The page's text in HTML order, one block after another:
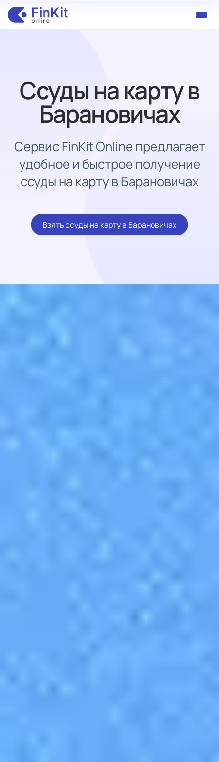
Ссуды на карту в
Барановичах
Сервис FinKit Online предлагает
удобное и быстрое получение
ссуды на карту в Барановичах
Взять ссуды на карту в Барановичах